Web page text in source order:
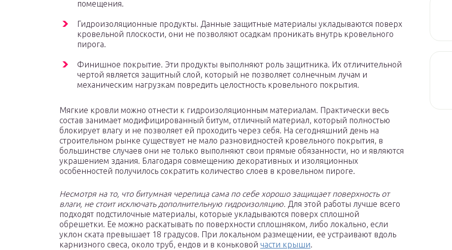
помещения.
Гидроизоляционные продукты. Данные защитные материалы укладываются поверх
кровельной плоскости, они не позволяют осадкам проникать внутрь кровельного
пирога.
Финишное покрытие. Эти продукты выполняют роль защитника. Их отличительной
чертой является защитный слой, который не позволяет солнечным лучам и
механическим нагрузкам повредить целостность кровельного покрытия.
Мягкие кровли можно отнести к гидроизоляционным материалам. Практически весь
состав занимает модифицированный битум, отличный материал, который полностью
блокирует влагу и не позволяет ей проходить через себя. На сегодняшний день на
строительном рынке существует не мало разновидностей кровельного покрытия, в
большинстве случаев они не только выполняют свои прямые обязанности, но и являются
украшением здания. Благодаря совмещению декоративных и изоляционных
особенностей получилось сократить количество слоев в кровельном пироге.
Несмотря на то, что битумная черепица сама по себе хорошо защищает поверхность от
влаги, не стоит исключать дополнительную гидроизоляцию. Для этой работы лучше всего
подходят подстилочные материалы, которые укладываются поверх сплошной
обрешетки. Ее можно раскатывать по поверхности сплошняком, либо локально, если
уклон ската превышает 18 градусов. При локальном размещении, ее устраивают вдоль
карнизного свеса, около труб, ендов и в коньковой части крыши.